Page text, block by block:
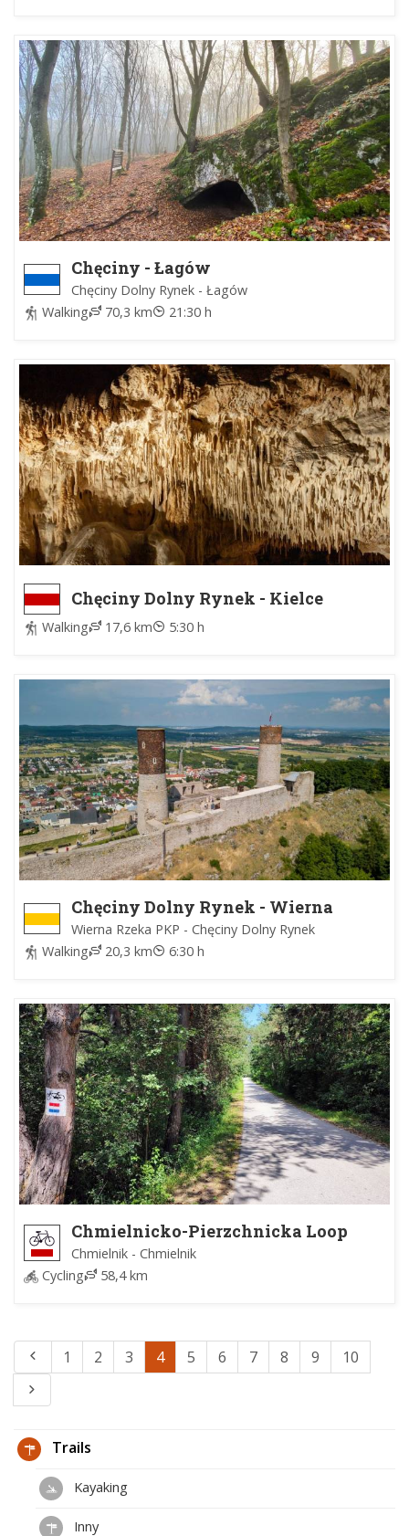
Chęciny - Łagów
Chęciny Dolny Rynek - Łagów
Walking
70,3 km 21:30 h
Chęciny Dolny Rynek - Kielce
Karczówka
Walking 17,6 km 5:30 h
Chęciny Dolny Rynek - Wierna
Rzeka PKP
Wierna Rzeka PKP - Chęciny Dolny Rynek
Walking
20,3 km 6:30 h
Chmielnicko-Pierzchnicka Loop
Chmielnik - Chmielnik
Cycling
58,4 km
1 2 3 4 5 6 7 8 9 10
Trails
Kayaking
Inny